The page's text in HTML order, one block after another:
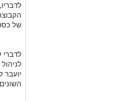
של
לדברי
יועבר